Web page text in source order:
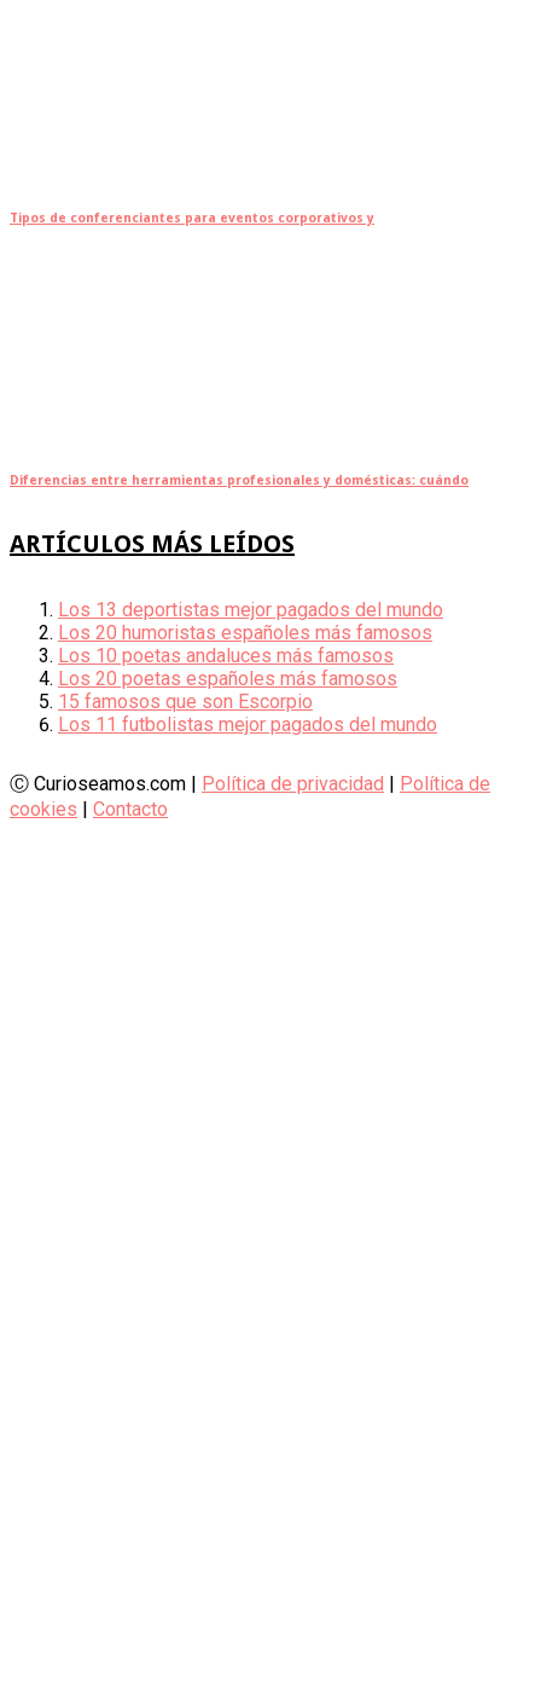
Tipos de conferenciantes para eventos corporativos y
Diferencias entre herramientas profesionales y domésticas: cuándo
ARTÍCULOS MÁS LEÍDOS
Los 13 deportistas mejor pagados del mundo
Los 20 humoristas españoles más famosos
Los 10 poetas andaluces más famosos
Los 20 poetas españoles más famosos
15 famosos que son Escorpio
Los 11 futbolistas mejor pagados del mundo
Ⓒ Curioseamos.com | Política de privacidad | Política de
cookies | Contacto